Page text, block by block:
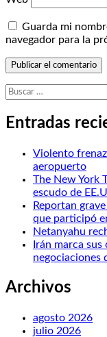
Guarda mi
navegador para la
Buscar:
Entradas
Violento
aeropuerto
The New York
escudo de
Reportan
que participó
Netanyahu
Irán marca
negociaciones
Archivos
agosto 2026
julio 2026